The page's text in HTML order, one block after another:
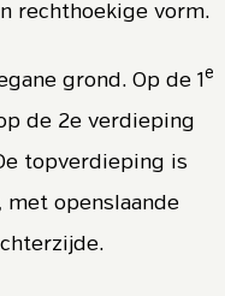
rechthoekige vorm.
grond. Op de 1 e
de 2e verdieping
topverdieping is
openslaande